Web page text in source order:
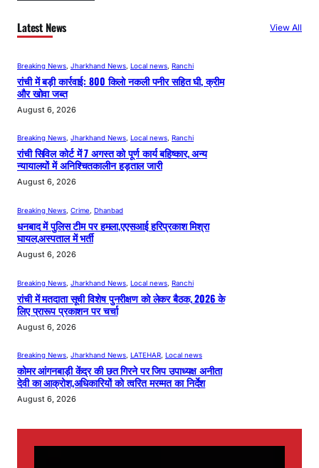
Latest News View All
Breaking News Jharkhand News Local news Ranchi
रांची में बड़ी कार्रवाई: 800 किलो नकली पनीर सहित घी, क्रीम
और खोवा जब्त
August 6, 2026
Breaking News, Jharkhand News, Local news, Ranchi
रांची सिविल कोर्ट में 7 अगस्त को पूर्ण कार्य बहिष्कार, अन्य
न्यायालयों में अनिश्चितकालीन हड़ताल जारी
August 6, 2026
Breaking News Crime Dhanbad
धनबाद में पुलिस टीम पर हमला,एएसआई हरिप्रकाश मिश्रा
घायल,अस्पताल में भर्ती
August 6, 2026
Breaking News Jharkhand News Local news Ranchi
रांची में मतदाता सूची विशेष पुनरीक्षण को लेकर बैठक, 2026 के
लिए प्रारूप प्रकाशन पर चर्चा
August 6, 2026
Breaking News, Jharkhand News, LATEHAR, Local news
कोमर आंगनबाड़ी केंद्र की छत गिरने पर जिप उपाध्यक्ष अनीता
देवी का आक्रोश,अधिकारियों को त्वरित मरम्मत का निर्देश
August 6, 2026